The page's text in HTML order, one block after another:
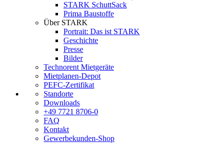
STARK SchuttSack
Prima Baustoffe
Über STARK
Portrait: Das ist STARK
Geschichte
Presse
Bilder
Technorent Mietgeräte
Mietplanen-Depot
PEFC-Zertifikat
Standorte
Downloads
+49 7721 8706-0
FAQ
Kontakt
Gewerbekunden-Shop